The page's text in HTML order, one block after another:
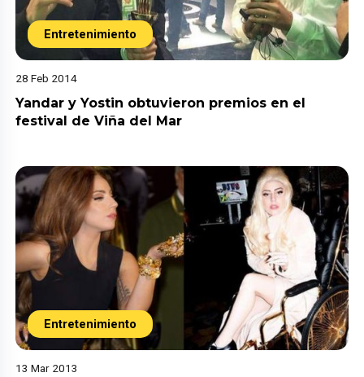
Entretenimiento
28 Feb 2014
Yandar y Yostin obtuvieron premios en el
festival de Viña del Mar
Entretenimiento
13 Mar 2013